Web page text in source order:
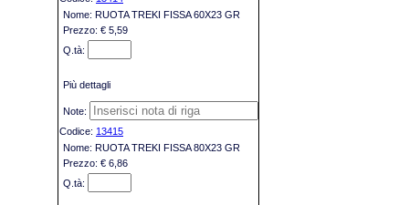
RUOTA TREKI FISSA 60X23 GR
€ 5,59
Più dettagli
13415
RUOTA TREKI FISSA 80X23 GR
€ 6,86